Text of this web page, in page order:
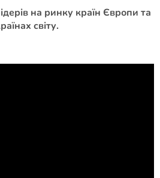
на ринку країн Європи та
світу.